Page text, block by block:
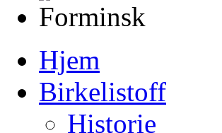
Hjem
Birkelistoff
Historie